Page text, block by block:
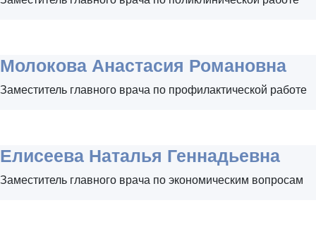
Молокова Анастасия Романовна
Заместитель главного врача по профилактической работе
Елисеева Наталья Геннадьевна
Заместитель главного врача по экономическим вопросам